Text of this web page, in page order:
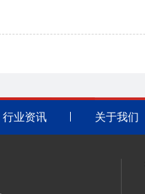
行业资讯 关于我们